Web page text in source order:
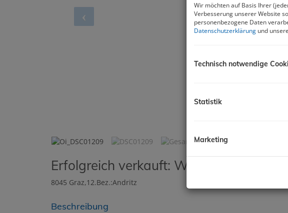
Erfolgreich verkauft: Wohnen im Loft
8045 Graz,12.Bez.:Andritz
Beschreibung
Wir möchten auf Basis Ihrer
Verbesserung unserer Website
personenbezogene Daten
Datenschutzerklärung und
Technisch notwendige
Statistik
Marketing